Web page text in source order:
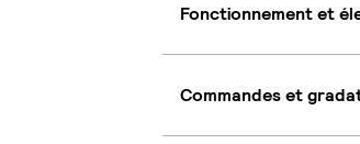
Fonctionnement et
Commandes et